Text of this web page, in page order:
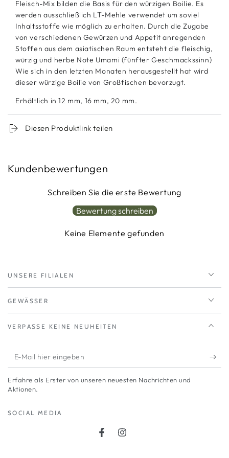
Fleisch-Mix bilden die Basis für den würzigen Boilie. Es
werden ausschließlich LT-Mehle verwendet um soviel
Inhaltsstoffe wie möglich zu erhalten. Durch die Zugabe
von verschiedenen Gewürzen und Appetit anregenden
Stoffen aus dem asiatischen Raum entsteht die fleischig,
würzig und herbe Note Umami (fünfter Geschmackssinn)
Wie sich in den letzten Monaten herausgestellt hat wird
dieser würzige Boilie von Großfischen bevorzugt.
Erhältlich in 12 mm, 16 mm, 20 mm.
Diesen Produktlink teilen
Kundenbewertungen
Schreiben Sie die erste Bewertung
Bewertung schreiben
Keine Elemente gefunden
UNSERE FILIALEN
GEWÄSSER
VERPASSE KEINE NEUHEITEN
E-
Mail
hier
Erfahre als Erster von unseren neuesten Nachrichten und
Aktionen.
SOCIAL MEDIA
FacebookInstagram